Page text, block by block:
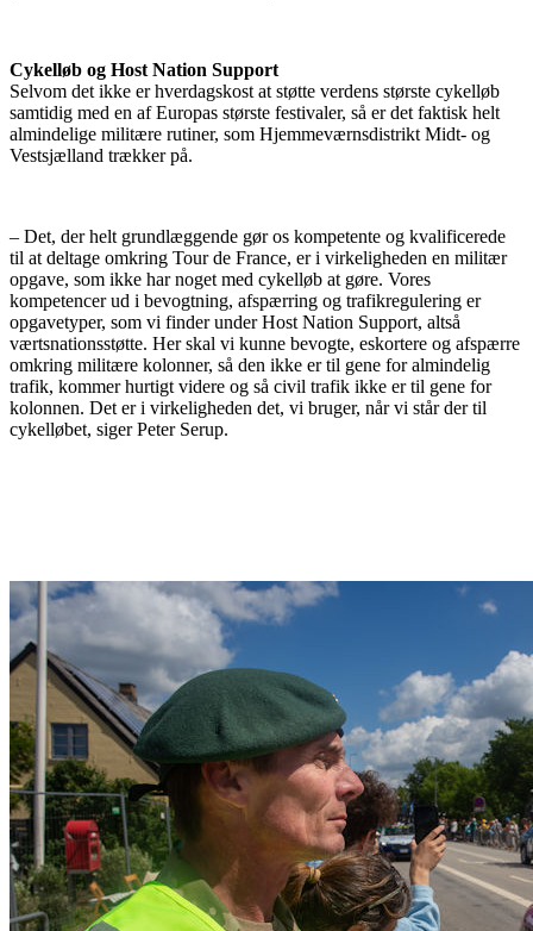
Cykelløb og Host Nation Support
Selvom det ikke er hverdagskost at støtte verdens største cykelløb
samtidig med en af Europas største festivaler, så er det faktisk helt
almindelige militære rutiner, som Hjemmeværnsdistrikt Midt- og
Vestsjælland trækker på.
– Det, der helt grundlæggende gør os kompetente og kvalificerede
til at deltage omkring Tour de France, er i virkeligheden en militær
opgave, som ikke har noget med cykelløb at gøre. Vores
kompetencer ud i bevogtning, afspærring og trafikregulering er
opgavetyper, som vi finder under Host Nation Support, altså
værtsnationsstøtte. Her skal vi kunne bevogte, eskortere og afspærre
omkring militære kolonner, så den ikke er til gene for almindelig
trafik, kommer hurtigt videre og så civil trafik ikke er til gene for
kolonnen. Det er i virkeligheden det, vi bruger, når vi står der til
cykelløbet, siger Peter Serup.